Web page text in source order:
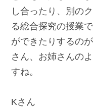
し合ったり、別の
る総合探究の授業
ができたりするの
さん、お姉さんの
すね。
Kさん